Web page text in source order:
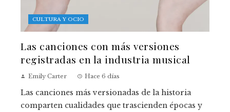
CULTURA Y OCIO
Las canciones con más versiones
registradas en la industria musical
Emily Carter Hace 6 días
Las canciones más versionadas de la historia
comparten cualidades que trascienden épocas y